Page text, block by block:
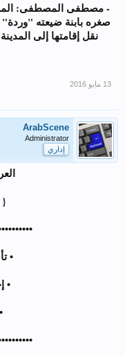
- مصطفى المصطفى:
صغره بابنة ضيعته
نقل إقامتها إلى
ArabScene
Administrator
إداري
•
•